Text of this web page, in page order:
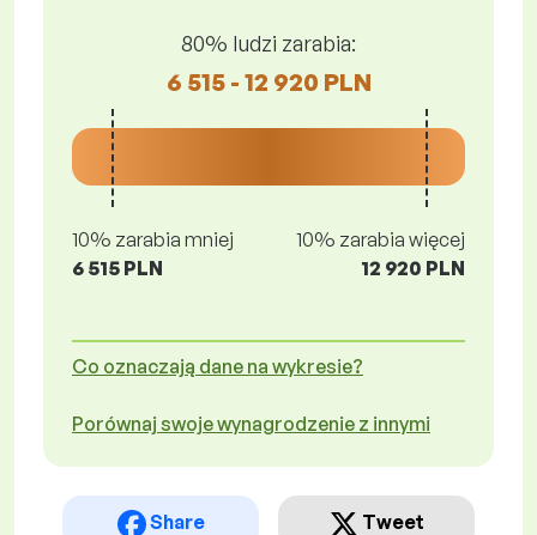
80% ludzi zarabia:
6 515 - 12 920 PLN
10% zarabia mniej
6 515 PLN
10% zarabia więcej
12 920 PLN
Co oznaczają dane na wykresie?
Porównaj swoje wynagrodzenie z innymi
Share Tweet